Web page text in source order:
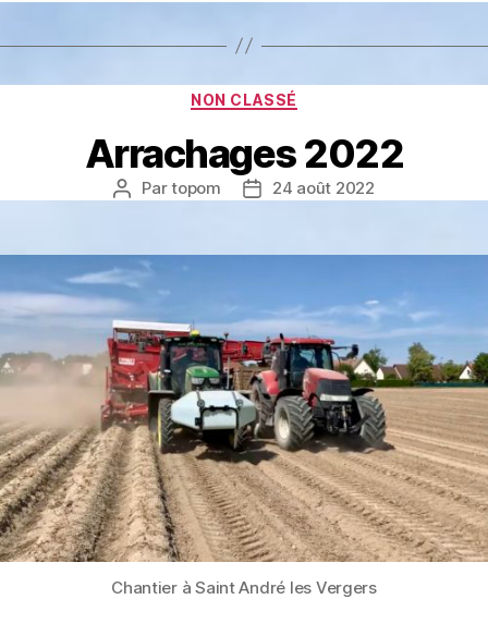
Catégories
NON CLASSÉ
Arrachages 2022
Auteur
Partopom
Date24 août 2022
Chantier à Saint André les Vergers